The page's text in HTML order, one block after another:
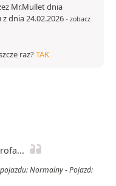
Mr.Mullet dnia
dnia 24.02.2026- zobacz
raz?TAK
Normalny - Pojazd: